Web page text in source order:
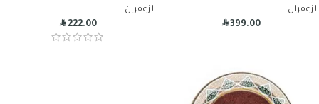
الزعفران
R399.00
الزعفران
R222.00